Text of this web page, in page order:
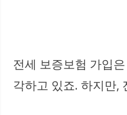
전세 보증보험 가입
각하고 있죠. 하지만,